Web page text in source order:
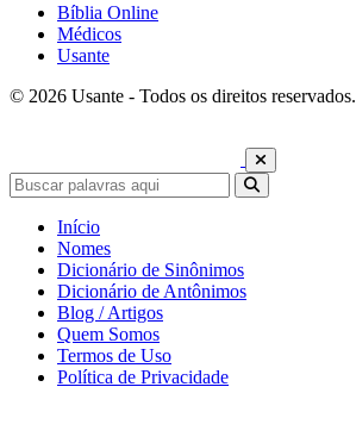
Bíblia Online
Médicos
Usante
© 2026 Usante - Todos os direitos reservados.
Início
Nomes
Dicionário de Sinônimos
Dicionário de Antônimos
Blog / Artigos
Quem Somos
Termos de Uso
Política de Privacidade